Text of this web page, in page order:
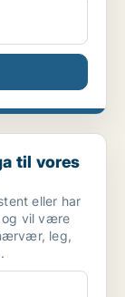
til vores
eller har
og vil være
leg,